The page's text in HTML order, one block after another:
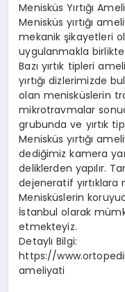
Menisküs Yırtığı
Menisküs yırtığı
mekanik şikayetleri
uygulanmakla birlikte
Bazı yırtık tipleri
yırtığı dizlerimizde
olan menisküslerin
mikrotravmalar
grubunda ve yırtık
Menisküs yırtığı
dediğimiz kamera
deliklerden yapılır.
dejeneratif yırtıklara
Menisküslerin
İstanbul olarak
etmekteyiz.
Detaylı Bilgi:
https://
ameliyati